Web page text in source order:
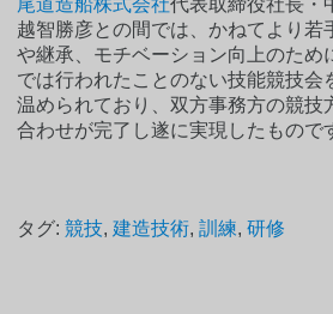
越智勝彦との間では、かねてより若
や継承、モチベーション向上のため
では行われたことのない技能競技会
温められており、双方事務方の競技
合わせが完了し遂に実現したもので
タグ:競技,建造技術,訓練,研修